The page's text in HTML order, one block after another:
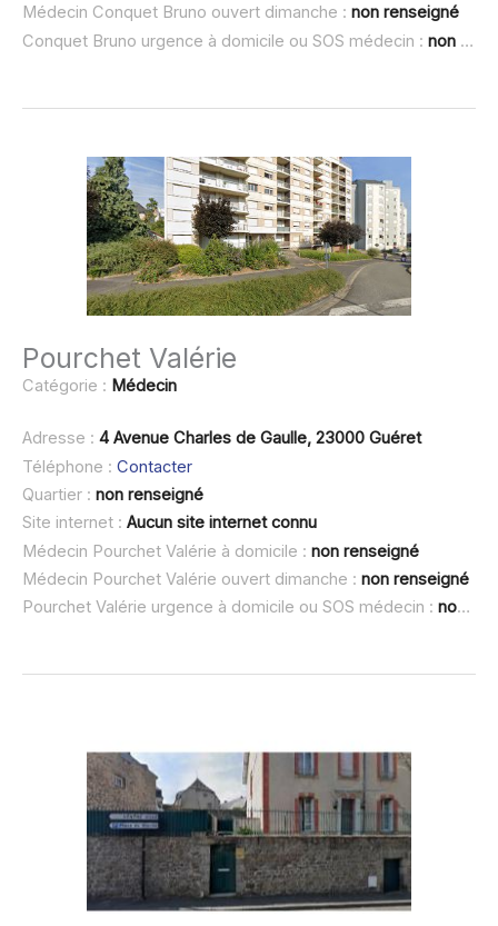
Médecin Conquet Bruno ouvert dimanche : non renseigné
Conquet Bruno urgence à domicile ou SOS médecin : non renseigné
Pourchet Valérie
Catégorie : Médecin
Adresse : 4 Avenue Charles de Gaulle, 23000 Guéret
Téléphone : Contacter
Quartier : non renseigné
Site internet : Aucun site internet connu
Médecin Pourchet Valérie à domicile : non renseigné
Médecin Pourchet Valérie ouvert dimanche : non renseigné
Pourchet Valérie urgence à domicile ou SOS médecin : non renseigné